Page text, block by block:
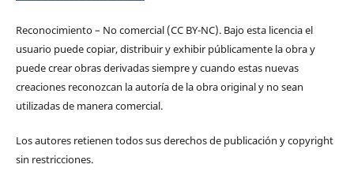
Reconocimiento – No comercial (CC BY-­NC). Bajo esta licencia el
usuario puede copiar, distribuir y exhibir públicamente la obra y
puede crear obras derivadas siempre y cuando estas nuevas
creaciones reconozcan la autoría de la obra original y no sean
utilizadas de manera comercial.
Los autores retienen todos sus derechos de publicación y copyright
sin restricciones.